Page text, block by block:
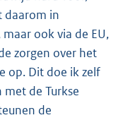
daarom in
ook via de EU,
zorgen over het
op. Dit doe ik zelf
de Turkse
de